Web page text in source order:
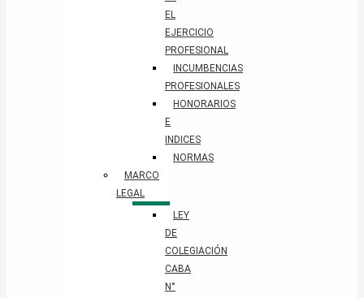
EL
EJERCICIO
PROFESIONAL
INCUMBENCIAS
PROFESIONALES
HONORARIOS
E
INDICES
NORMAS
MARCO
LEGAL
LEY
DE
COLEGIACIÓN
CABA
N°